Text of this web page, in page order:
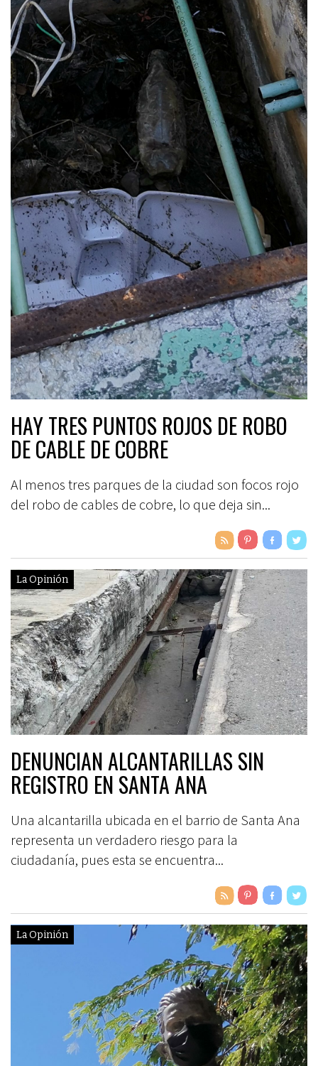
HAY TRES PUNTOS ROJOS DE ROBO
DE CABLE DE COBRE
Al menos tres parques de la ciudad son focos rojo
del robo de cables de cobre, lo que deja sin...
La Opinión
DENUNCIAN ALCANTARILLAS SIN
REGISTRO EN SANTA ANA
Una alcantarilla ubicada en el barrio de Santa Ana
representa un verdadero riesgo para la
ciudadanía, pues esta se encuentra...
La Opinión